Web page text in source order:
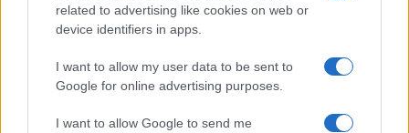
related to advertising like cookies on web or
device identifiers in apps.
I want to allow my user data to be sent to
Google for online advertising purposes.
I want to allow Google to send me